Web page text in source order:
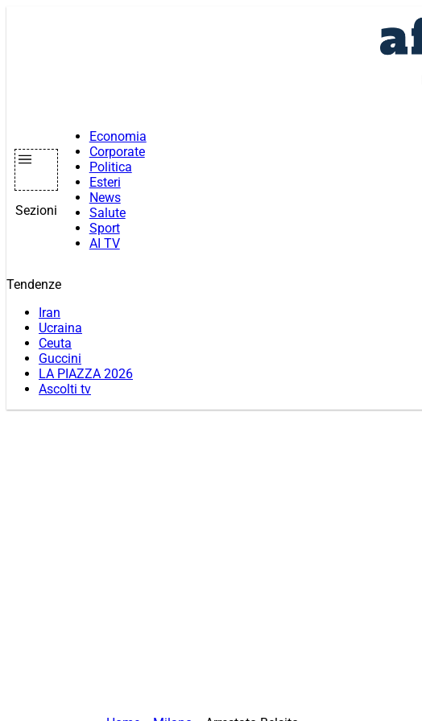
Sezioni
Economia
Corporate
Politica
Esteri
News
Salute
Sport
AI TV
Tendenze
Iran
Ucraina
Ceuta
Guccini
LA PIAZZA 2026
Ascolti tv